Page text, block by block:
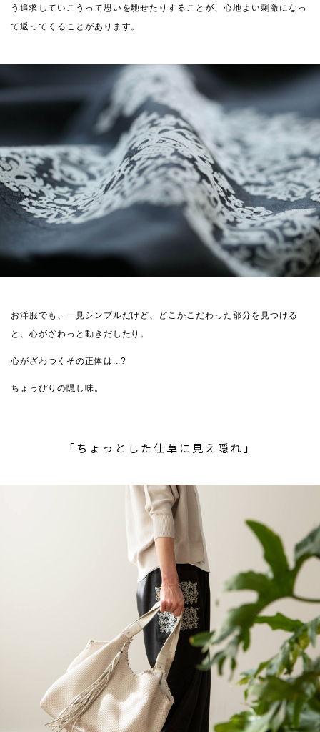
う追求していこうって思いを馳せたりすることが、心地よい刺激になっ
て返ってくることがあります。
お洋服でも、一見シンプルだけど、どこかこだわった部分を見つける
と、心がざわっと動きだしたり。
心がざわつくその正体は...?
ちょっぴりの隠し味。
「ちょっとした仕草に見え隠れ」